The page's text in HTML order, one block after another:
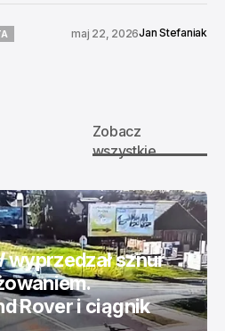
maj 22, 2026Jan Stefaniak
Zobacz
wszystkie
sznur
Rover i ciągnik